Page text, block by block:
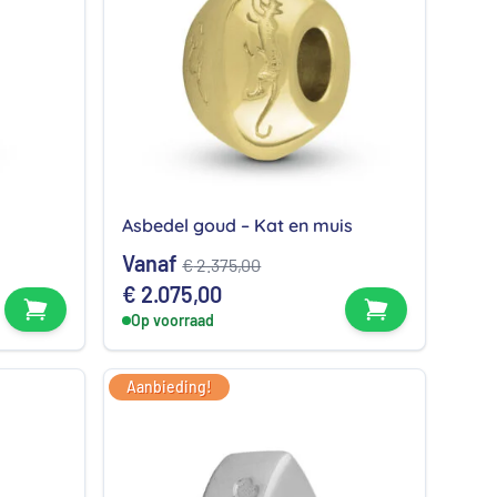
Bekijk product
Asbedel goud – Kat en muis
Vanaf€2.375,00
Oorspronkelijke
prijs
was:
€ 2.375,00.
€ 2.075,00Huidige
is:
€ 2.075,00.
Op voorraad
Bekijk
Aanbieding!